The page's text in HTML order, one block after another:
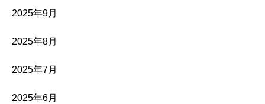
2025年9月
2025年8月
2025年7月
2025年6月